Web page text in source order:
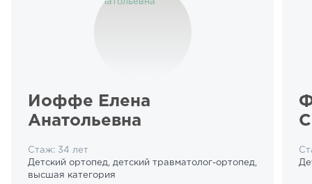
Иоффе Елена
Анатольевна
Стаж: 34 лет
Детский ортопед, детский травматолог-ортопед,
высшая категория